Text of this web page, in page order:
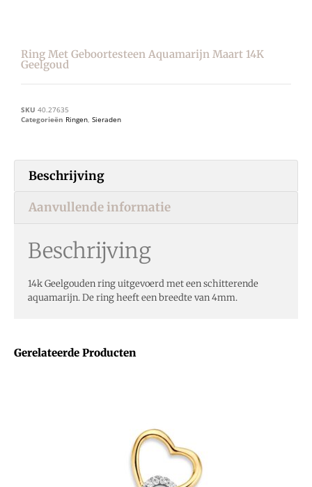
Gerelateerde Producten
Ring Met Geboortesteen Aquamarijn Maart 14K
Geelgoud
SKU 40.27635
Categorieën Ringen, Sieraden
Beschrijving
Aanvullende informatie
Beschrijving
14k Geelgouden ring uitgevoerd met een schitterende
aquamarijn. De ring heeft een breedte van 4mm.